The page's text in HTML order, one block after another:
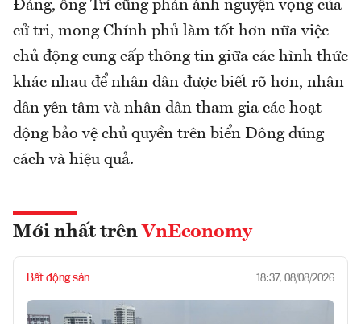
Đảng, ông Trí cũng phản ánh nguyện vọng của
cử tri, mong Chính phủ làm tốt hơn nữa việc
chủ động cung cấp thông tin giữa các hình thức
khác nhau để nhân dân được biết rõ hơn, nhân
dân yên tâm và nhân dân tham gia các hoạt
động bảo vệ chủ quyền trên biển Đông đúng
cách và hiệu quả.
Mới nhất trên VnEconomy
Bất động sản 18:37, 08/08/2026